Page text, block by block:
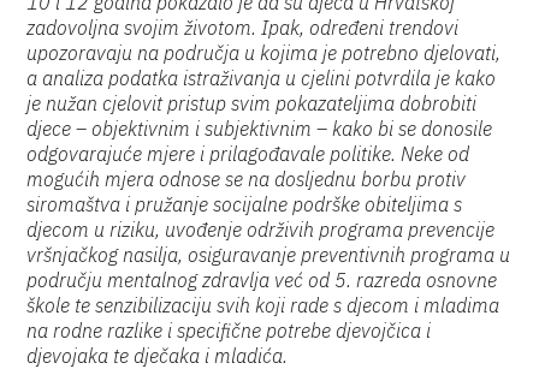
zadovoljna svojim životom. Ipak, određeni trendovi
upozoravaju na područja u kojima je potrebno djelovati,
a analiza podatka istraživanja u cjelini potvrdila je kako
je nužan cjelovit pristup svim pokazateljima dobrobiti
djece – objektivnim i subjektivnim – kako bi se donosile
odgovarajuće mjere i prilagođavale politike. Neke od
mogućih mjera odnose se na dosljednu borbu protiv
siromaštva i pružanje socijalne podrške obiteljima s
djecom u riziku, uvođenje održivih programa prevencije
vršnjačkog nasilja, osiguravanje preventivnih programa u
području mentalnog zdravlja već od 5. razreda osnovne
škole te senzibilizaciju svih koji rade s djecom i mladima
na rodne razlike i specifične potrebe djevojčica i
djevojaka te dječaka i mladića.